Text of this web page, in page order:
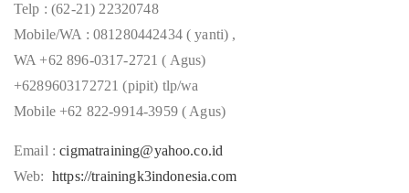
Telp : (62-21) 22320748
Mobile/WA : 081280442434 ( yanti) ,
WA +62 896-0317-2721 ( Agus)
+6289603172721 (pipit) tlp/wa
Mobile +62 822-9914-3959 ( Agus)
Email :cigmatraining@yahoo.co.id
Web: https://trainingk3indonesia.com